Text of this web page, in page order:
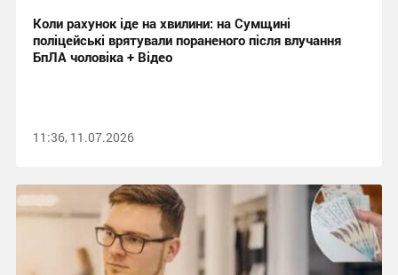
Коли рахунок іде на хвилини: на Сумщині
поліцейські врятували пораненого після влучання
БпЛА чоловіка + Відео
11:36, 11.07.2026